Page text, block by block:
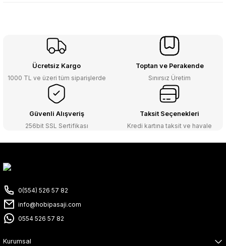
Ücretsiz Kargo
1000 TL ve üzeri tüm siparişlerde
Toptan ve Perakende
Sınırsız Üretim
Güvenli Alışveriş
256bit SSL Sertifikası
Taksit Seçenekleri
Kredi kartına taksit ve havale
0(554) 526 57 82
info@hobipasaji.com
0554 526 57 82
Kurumsal